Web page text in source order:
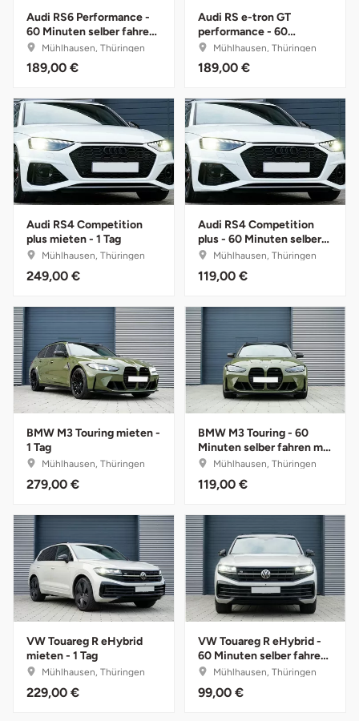
Audi RS6 Performance -
60 Minuten selber fahren
mit Instruktor
Mühlhausen, Thüringen
189,00 €
Audi RS e-tron GT
performance - 60
Minuten selber fahren mit
Instruktor
Mühlhausen, Thüringen
189,00 €
Audi RS4 Competition
plus mieten - 1 Tag
Mühlhausen, Thüringen
249,00 €
Audi RS4 Competition
plus - 60 Minuten selber
fahren mit Instruktor
Mühlhausen, Thüringen
119,00 €
BMW M3 Touring mieten -
1 Tag
Mühlhausen, Thüringen
279,00 €
BMW M3 Touring - 60
Minuten selber fahren mit
Instruktor
Mühlhausen, Thüringen
119,00 €
VW Touareg R eHybrid
mieten - 1 Tag
Mühlhausen, Thüringen
229,00 €
VW Touareg R eHybrid -
60 Minuten selber fahren
mit Instruktor
Mühlhausen, Thüringen
99,00 €
Halle
Hanau
Hannover
Haßfurt
Heidelberg
Heidenheim
Heldburg
Herzogenaurach
Homburg
Ibbenbüren
Ingolstadt
Jena
Jerichower Land